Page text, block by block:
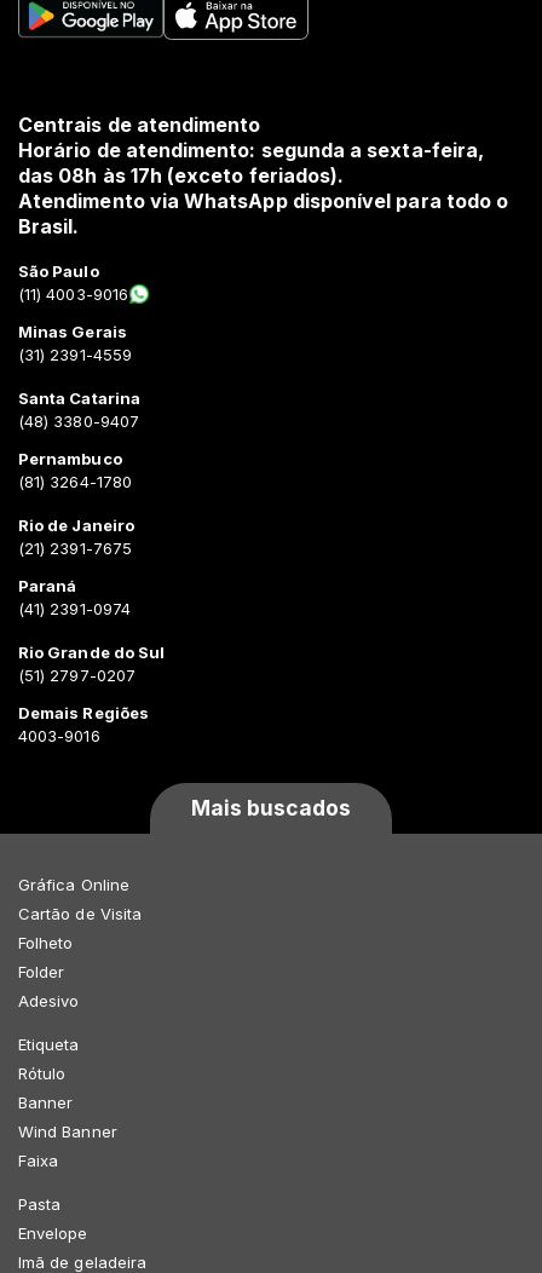
Centrais de atendimento
Horário de atendimento: segunda a sexta-feira,
das 08h às 17h (exceto feriados).
Atendimento via WhatsApp disponível para todo o
Brasil.
São Paulo
(11) 4003-9016
Minas Gerais
(31) 2391-4559
Santa Catarina
(48) 3380-9407
Pernambuco
(81) 3264-1780
Rio de Janeiro
(21) 2391-7675
Paraná
(41) 2391-0974
Rio Grande do Sul
(51) 2797-0207
Demais Regiões
4003-9016
Mais buscados
Gráfica Online
Cartão de Visita
Folheto
Folder
Adesivo
Etiqueta
Rótulo
Banner
Wind Banner
Faixa
Pasta
Envelope
Imã de geladeira